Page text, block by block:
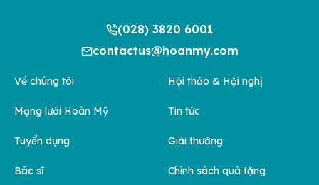
(028) 3820 6001
contactus@hoanmy.com
Về chúng tôi
Mạng lưới Hoàn Mỹ
Tuyển dụng
Bác sĩ
Hội thảo & Hội nghị
Tin tức
Giải thưởng
Chính sách quà tặng